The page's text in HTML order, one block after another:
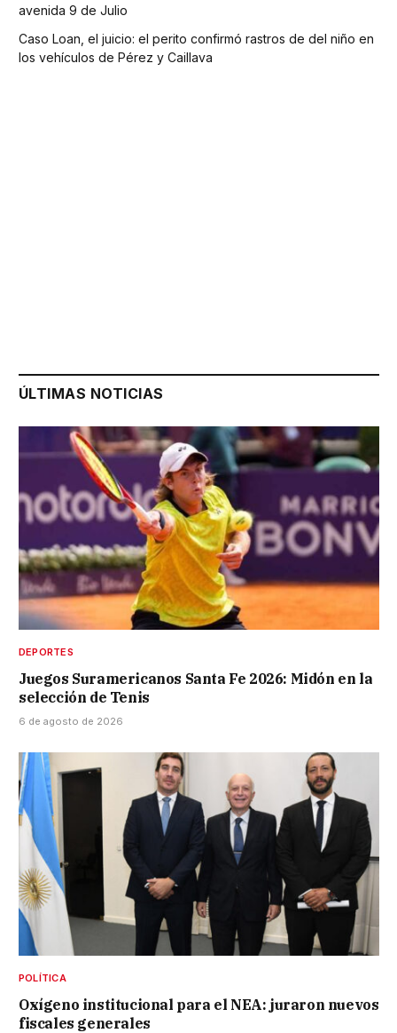
avenida 9 de Julio
Caso Loan, el juicio: el perito confirmó rastros de del niño en
los vehículos de Pérez y Caillava
ÚLTIMAS NOTICIAS
DEPORTES
Juegos Suramericanos Santa Fe 2026: Midón en la
selección de Tenis
6 de agosto de 2026
POLÍTICA
Oxígeno institucional para el NEA: juraron nuevos
fiscales generales